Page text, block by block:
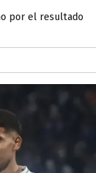
por el resultado